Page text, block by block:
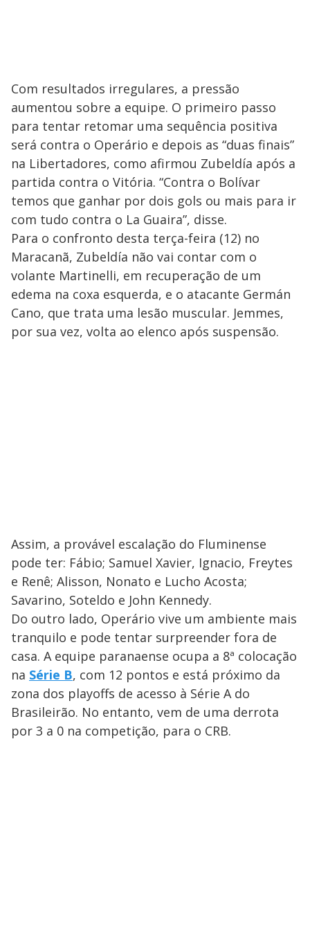
Com resultados irregulares, a pressão
aumentou sobre a equipe. O primeiro passo
para tentar retomar uma sequência positiva
será contra o Operário e depois as “duas finais”
na Libertadores, como afirmou Zubeldía após a
partida contra o Vitória. “Contra o Bolívar
temos que ganhar por dois gols ou mais para ir
com tudo contra o La Guaira”, disse.
Para o confronto desta terça-feira (12) no
Maracanã, Zubeldía não vai contar com o
volante Martinelli, em recuperação de um
edema na coxa esquerda, e o atacante Germán
Cano, que trata uma lesão muscular. Jemmes,
por sua vez, volta ao elenco após suspensão.
Assim, a provável escalação do Fluminense
pode ter: Fábio; Samuel Xavier, Ignacio, Freytes
e Renê; Alisson, Nonato e Lucho Acosta;
Savarino, Soteldo e John Kennedy.
Do outro lado, Operário vive um ambiente mais
tranquilo e pode tentar surpreender fora de
casa. A equipe paranaense ocupa a 8ª colocação
na Série B, com 12 pontos e está próximo da
zona dos playoffs de acesso à Série A do
Brasileirão. No entanto, vem de uma derrota
por 3 a 0 na competição, para o CRB.